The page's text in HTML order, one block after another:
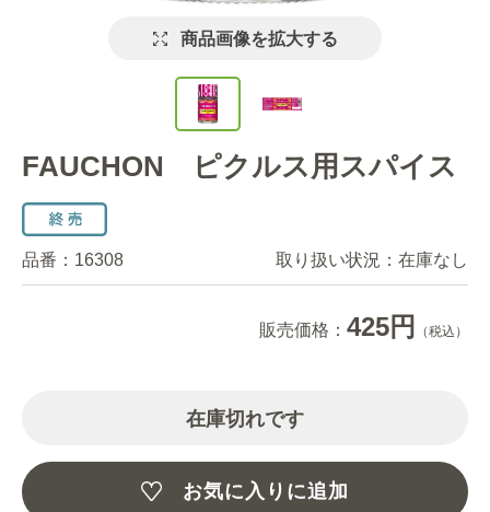
商品画像を拡大する
FAUCHON ピクルス用スパイス
品番： 16308 取り扱い状況： 在庫なし
販売価格： 425円 （税込）
在庫切れです
お気に入りに追加